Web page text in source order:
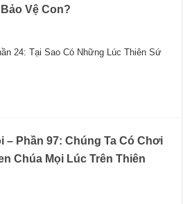
Vệ Con?
24: Tại Sao Có Những Lúc Thiên Sứ
– Phần 97: Chúng Ta Có Chơi
Chúa Mọi Lúc Trên Thiên